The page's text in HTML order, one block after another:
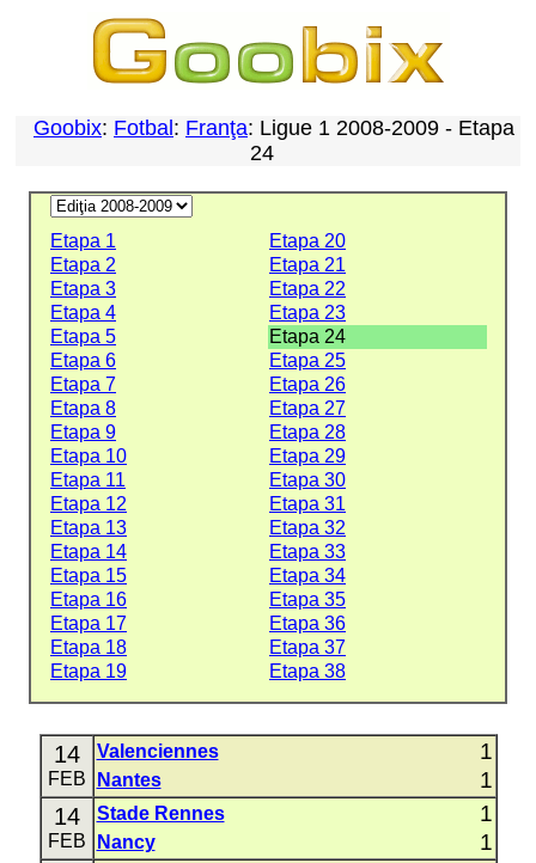
Goobix: Fotbal : Franţa: Ligue 1 2008-2009 - Etapa
24
Etapa 1
Etapa 20
Etapa 2
Etapa 21
Etapa 3
Etapa 22
Etapa 4
Etapa 23
Etapa 5
Etapa 24
Etapa 6
Etapa 25
Etapa 7
Etapa 26
Etapa 8
Etapa 27
Etapa 9
Etapa 28
Etapa 10
Etapa 29
Etapa 11
Etapa 30
Etapa 12
Etapa 31
Etapa 13
Etapa 32
Etapa 14
Etapa 33
Etapa 15
Etapa 34
Etapa 16
Etapa 35
Etapa 17
Etapa 36
Etapa 18
Etapa 37
Etapa 19
Etapa 38
14
FEB
Valenciennes 1
Nantes 1
14
FEB
Stade Rennes 1
Nancy 1